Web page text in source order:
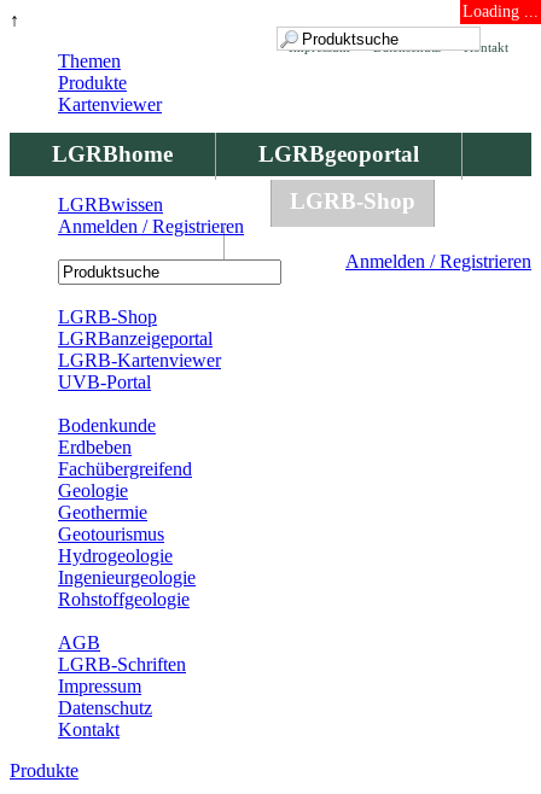
↑ Loading ...
Kontakt
Datenschutz
Impressum
LGRBhome
LGRBgeoportal
LGRBbohrungen
LGRB-Shop
Anmelden / Registrieren
Themen
Produkte
Kartenviewer
LGRBwissen
Anmelden / Registrieren
LGRB-Shop
LGRBanzeigeportal
LGRB-Kartenviewer
UVB-Portal
Bodenkunde
Erdbeben
Fachübergreifend
Geologie
Geothermie
Geotourismus
Hydrogeologie
Ingenieurgeologie
Rohstoffgeologie
AGB
LGRB-Schriften
Impressum
Datenschutz
Kontakt
Produkte